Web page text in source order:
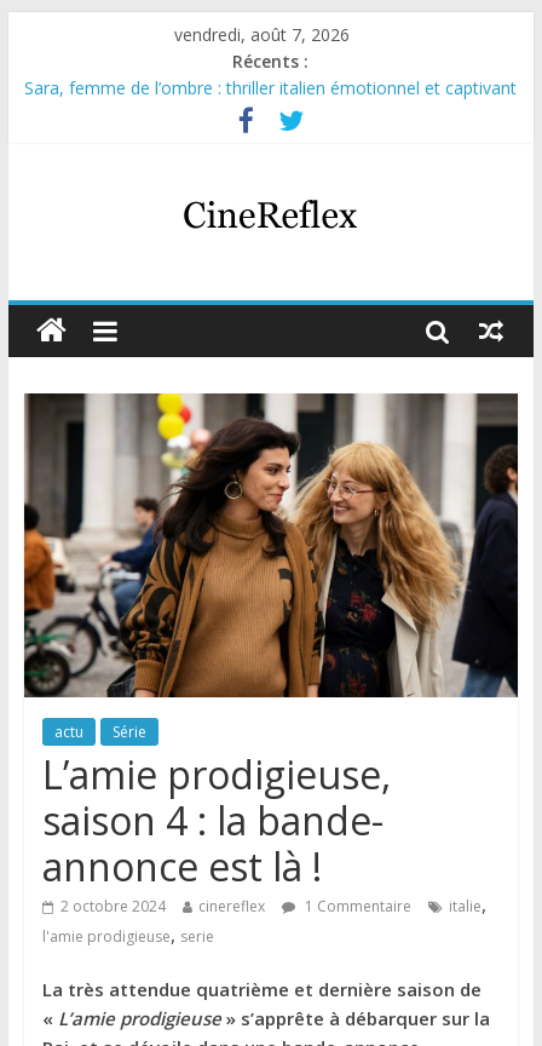
vendredi, août 7, 2026
Récents :
Sara, femme de l’ombre : thriller italien émotionnel et captivant
Journal d’une fille larguée : nouvelle série suédoise sur Netflix
Aema : mini-série sur le tournage d’un film érotique devenu
Glass Heart : excellente série musicale avec Takeru Satō
Olympo, saison 1 : nouvelle série qui séduira les fans de
actu Série
L’amie prodigieuse,
saison 4 : la bande-
annonce est là !
2 octobre 2024 cinereflex 1 Commentaire italie,
l'amie prodigieuse, serie
La très attendue quatrième et dernière saison de
« L’amie prodigieuse» s’apprête à débarquer sur la